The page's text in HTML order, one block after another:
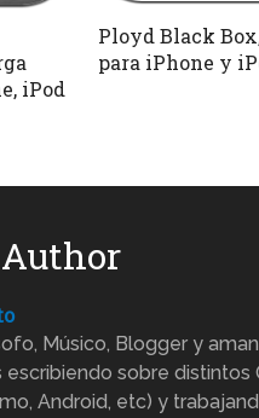
iPod
Ployd Black
para iPhone y
Músico, Blogger y
escribiendo sobre distintos
Android, etc) y